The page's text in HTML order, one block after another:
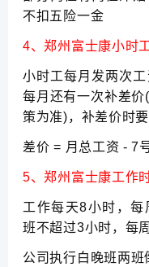
不扣五险一金
4、郑州富士康小时
小时工每月发两次
每月还有一次补差
策为准)，补差价时要
差价 = 月总工资 - 7
5、郑州富士康工作
工作每天8小时，每
班不超过3小时，每
公司执行白晚班两班